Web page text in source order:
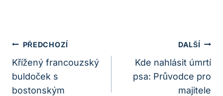
Navigace
Pro
Příspěvek
PŘEDCHOZÍ
Křížený francouzský
buldoček s
bostonským
DALŠÍ
Kde nahlásit úmrtí
psa: Průvodce pro
majitele